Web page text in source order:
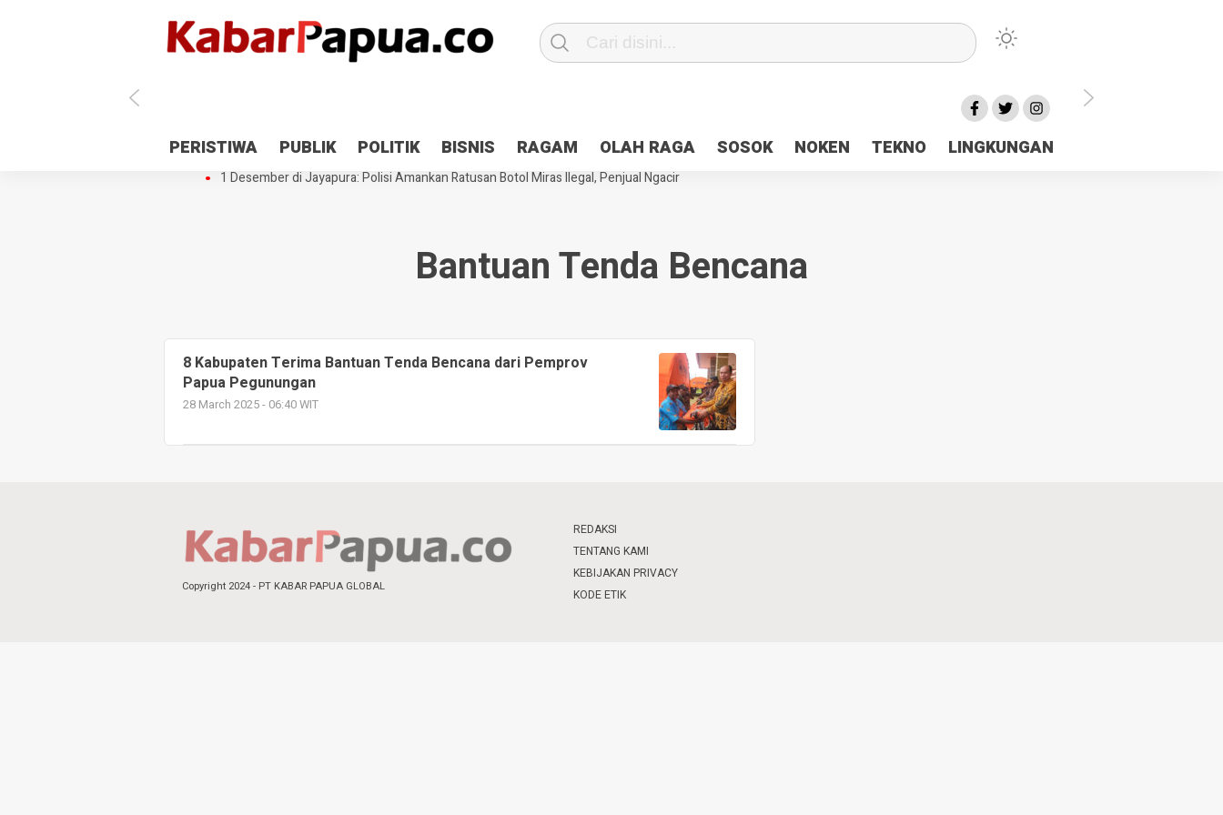
PERISTIWA PUBLIK POLITIK BISNIS RAGAM OLAH RAGA SOSOK NOKEN TEKNO LINGKUNGAN
Antisipasi 1 Desember, TNI Polri Patroli 2×24 jam di Kota Jayapura
Pesan Sejuk Polri di Deklarasi Pemilu Ceria Tanah Papua
Gedung Perpustakaan SMPN 5 Sentani Terbakar
Hibah Pilkada Jayapura Cair 10 Persen, Deposit Kas Daerah Rp23 Miliar Disorot
1 Desember di Jayapura: Polisi Amankan Ratusan Botol Miras Ilegal, Penjual Ngacir
Bantuan Tenda Bencana
8 Kabupaten Terima Bantuan Tenda Bencana dari Pemprov
Papua Pegunungan
28 March 2025 - 06:40 WIT
Copyright 2024 - PT KABAR PAPUA GLOBAL
REDAKSI
TENTANG KAMI
KEBIJAKAN PRIVACY
KODE ETIK